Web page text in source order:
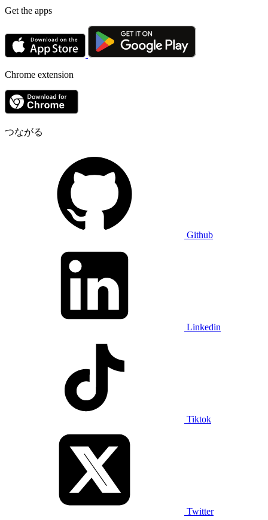
Get the apps
Chrome extension
つながる
Github
Linkedin
Tiktok
Twitter